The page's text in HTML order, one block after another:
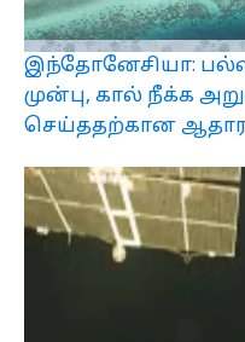
இந்தோனேசியா:
முன்பு, கால் நீக்க
செய்ததற்கான ஆதாரம்